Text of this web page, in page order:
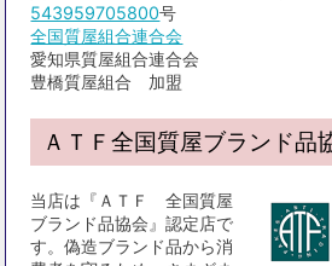
543959705800号
全国質屋組合連合会
愛知県質屋組合連合会
豊橋質屋組合 加盟
ＡＴＦ全国質屋ブランド品
当店は『ＡＴＦ 全国質屋
ブランド品協会』認定店で
す。偽造ブランド品から消